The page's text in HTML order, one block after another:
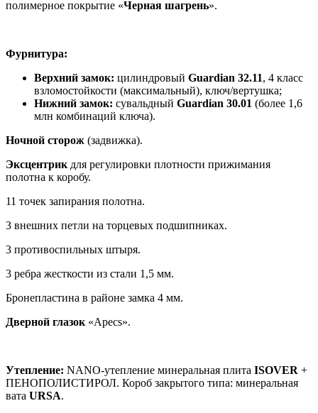
полимерное покрытие «Черная шагрень».
Фурнитура:
Верхний замок: цилиндровый Guardian 32.11, 4 класс
взломостойкости (максимальный), ключ/вертушка;
Нижний замок: сувальдный Guardian 30.01 (более 1,6
млн комбинаций ключа).
Ночной сторож (задвижка).
Эксцентрикдля регулировки плотности прижимания
полотна к коробу.
11 точек запирания полотна.
3 внешних петли на торцевых подшипниках.
3 противоспильных штыря.
3 ребра жесткости из стали 1,5 мм.
Бронепластина в районе замка 4 мм.
Дверной глазок«Apecs».
Утепление: NANO-утепление минеральная плита ISOVER +
ПЕНОПОЛИСТИРОЛ. Короб закрытого типа: минеральная
вата URSA.